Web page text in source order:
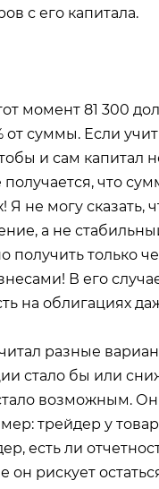
с его капитала.
момент 81 300
от суммы. Если
и сам капитал
что
Я не могу
а не
получить только
В его
на облигациях
разные
стало бы или
возможным.
трейдер у
есть ли
он рискует